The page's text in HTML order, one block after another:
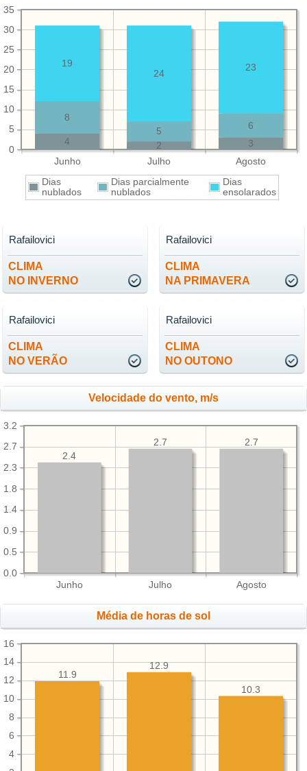
Junho Julho Agosto
0
5
10
15
20
25
30
35
3
2
4
6
5
8
23
24
19
Dias
nublados
Dias parcialmente
nublados
Dias
ensolarados
CLIMA
NO INVERNO
Rafailovici
CLIMA
NA PRIMAVERA
Rafailovici
CLIMA
NO VERÃO
Rafailovici
CLIMA
NO OUTONO
Rafailovici
Velocidade do vento, m/s
Junho Julho Agosto
0.0
0.5
0.9
1.4
1.8
2.3
2.7
3.2
2.7
2.7
2.4
Média de horas de sol
4
6
8
10
12
14
16
10.3
12.9
11.9